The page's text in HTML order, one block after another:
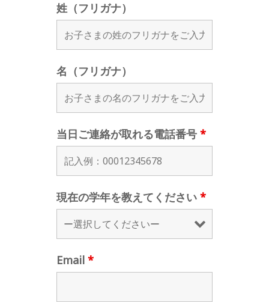
姓（フリガナ）
名（フリガナ）
当日ご連絡が取れる電話番号 *
現在の学年を教えてください *
Email *